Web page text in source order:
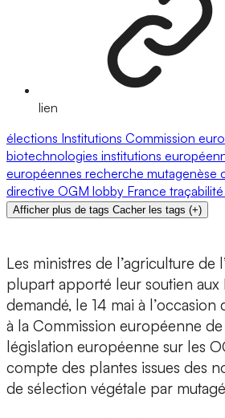
lien
élections Institutions Commission
biotechnologies institutions
européennes recherche mutagenèse
directive OGM lobby France traçabilité
Afficher plus de tags Cacher les tags (+)
Les ministres de l’agriculture de
plupart apporté leur soutien aux
demandé, le 14 mai à
à la Commission européenne
législation européenne sur les
compte des plantes issues des
de sélection végétale par